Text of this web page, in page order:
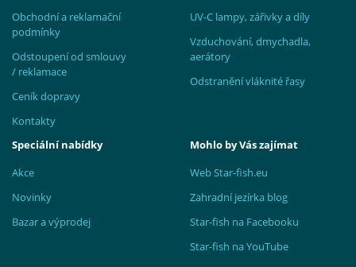
Obchodní a reklamační
podmínky
Odstoupení od smlouvy
/ reklamace
Ceník dopravy
Kontakty
UV-C lampy, zářivky a díly
Vzduchování, dmychadla,
aerátory
Odstranění vláknité řasy
Speciální nabídky
Akce
Novinky
Bazar a výprodej
Mohlo by Vás zajímat
Web Star-fish.eu
Zahradní jezírka blog
Star-fish na Facebooku
Star-fish na YouTube